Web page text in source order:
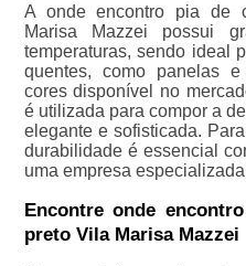
A onde encontro pia de
Marisa Mazzei possui
temperaturas, sendo ideal
quentes, como panelas
cores disponível no
é utilizada para compor a
elegante e sofisticada.
durabilidade é essencial
uma empresa
Encontre onde
preto Vila Marisa Mazzei